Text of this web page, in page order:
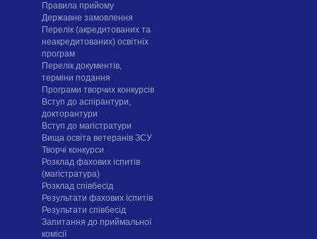
Правила прийому
Державне замовлення
Перелік (акредитованих та
неакредитованих) освітніх
програм
Перелік документів,
терміни подання
Програми творчих конкурсiв
Вступ до аспірантури,
докторантури
Вступ до магістратури
Вища освіта ветеранів ЗСУ
Творчі конкурси
Розклад фахових іспитів
(магістратура)
Розклад співбесід
Результати фахових іспитів
Результати співбесід
Запитання до приймальної
комісії